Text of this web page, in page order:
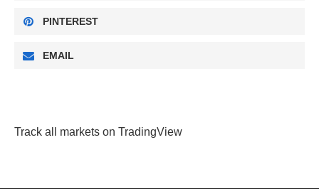
PINTEREST
EMAIL
Track all markets on TradingView